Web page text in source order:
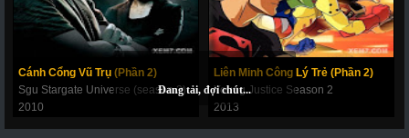
Cánh Cổng Vũ Trụ (Phần 2)
Sgu Stargate Universe (season 2)
2010
Liên Minh Công Lý Trẻ (Phần 2)
Young Justice Season 2
2013